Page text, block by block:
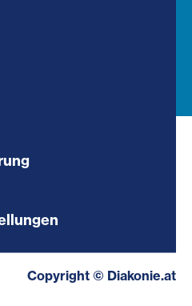
Copyright © Diakonie.at